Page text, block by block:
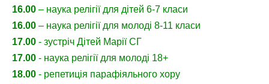
16.00 – наука релігії для дітей 6-7 класи
16.00 – наука релігії для молоді 8-11 класи
17.00 - зустріч Дітей Марії СГ
17.00 - наука релігії для молоді 18+
18.00 - репетиція парафіяльного хору